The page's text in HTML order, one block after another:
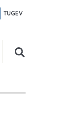
TUGEV